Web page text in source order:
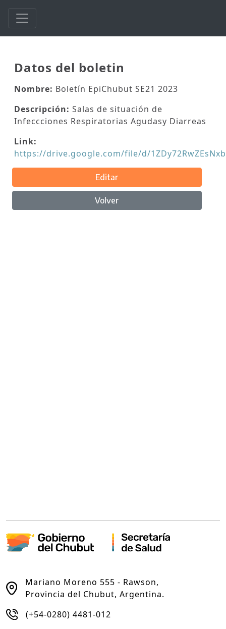
Datos del boletin
Nombre: Boletín EpiChubut SE21 2023
Descripción: Salas de situación de
Infeccciones Respiratorias Agudasy Diarreas
Link:
https://drive.google.com/file/d/
Editar
Volver
Mariano Moreno 555 - Rawson,
Provincia del Chubut, Argentina.
(+54-0280) 4481-012